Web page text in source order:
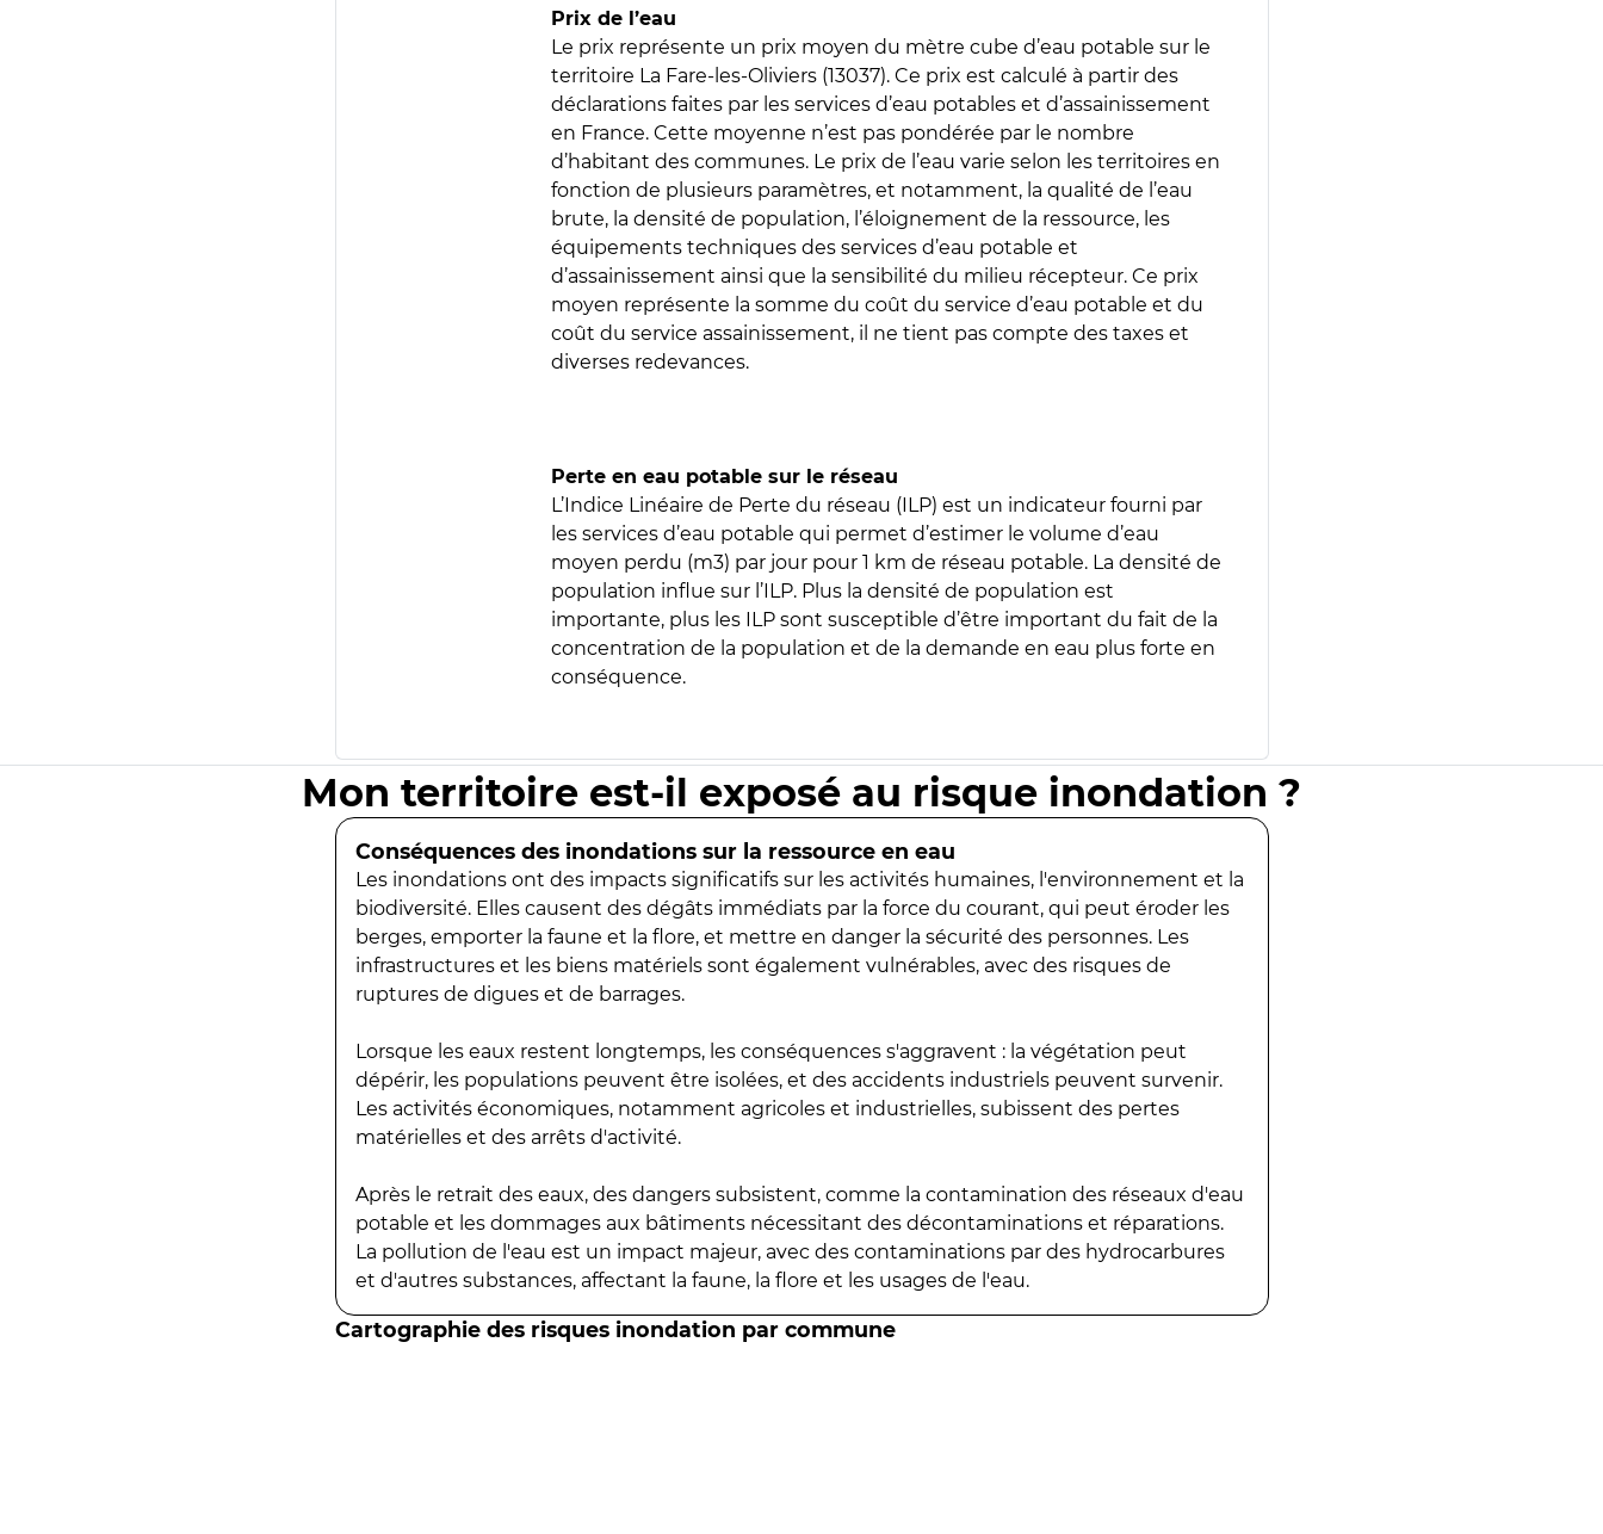
Prix de l’eau
Le prix représente un prix moyen du mètre cube d’eau potable sur le
territoire La Fare-les-Oliviers (13037). Ce prix est calculé à partir des
déclarations faites par les services d’eau potables et d’assainissement
en France. Cette moyenne n’est pas pondérée par le nombre
d’habitant des communes. Le prix de l’eau varie selon les territoires en
fonction de plusieurs paramètres, et notamment, la qualité de l’eau
brute, la densité de population, l’éloignement de la ressource, les
équipements techniques des services d’eau potable et
d’assainissement ainsi que la sensibilité du milieu récepteur. Ce prix
moyen représente la somme du coût du service d’eau potable et du
coût du service assainissement, il ne tient pas compte des taxes et
diverses redevances.
Perte en eau potable sur le réseau
L’Indice Linéaire de Perte du réseau (ILP) est un indicateur fourni par
les services d’eau potable qui permet d’estimer le volume d’eau
moyen perdu (m3) par jour pour 1 km de réseau potable. La densité de
population influe sur l’ILP. Plus la densité de population est
importante, plus les ILP sont susceptible d’être important du fait de la
concentration de la population et de la demande en eau plus forte en
conséquence.
Mon territoire est-il exposé au risque inondation ?
Conséquences des inondations sur la ressource en eau
Les inondations ont des impacts significatifs sur les activités humaines, l'environnement et la
biodiversité. Elles causent des dégâts immédiats par la force du courant, qui peut éroder les
berges, emporter la faune et la flore, et mettre en danger la sécurité des personnes. Les
infrastructures et les biens matériels sont également vulnérables, avec des risques de
ruptures de digues et de barrages.
Lorsque les eaux restent longtemps, les conséquences s'aggravent : la végétation peut
dépérir, les populations peuvent être isolées, et des accidents industriels peuvent survenir.
Les activités économiques, notamment agricoles et industrielles, subissent des pertes
matérielles et des arrêts d'activité.
Après le retrait des eaux, des dangers subsistent, comme la contamination des réseaux d'eau
potable et les dommages aux bâtiments nécessitant des décontaminations et réparations.
La pollution de l'eau est un impact majeur, avec des contaminations par des hydrocarbures
et d'autres substances, affectant la faune, la flore et les usages de l'eau.
Cartographie des risques inondation par commune